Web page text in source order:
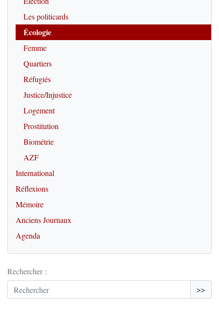
Les politicards
Écologie
Femme
Quartiers
Réfugiés
Justice/Injustice
Logement
Prostitution
Biométrie
AZF
International
Réflexions
Mémoire
Anciens Journaux
Agenda
Rechercher :
>>